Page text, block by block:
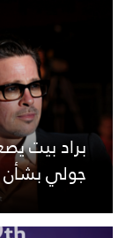
براد بيت
جولي بشأن